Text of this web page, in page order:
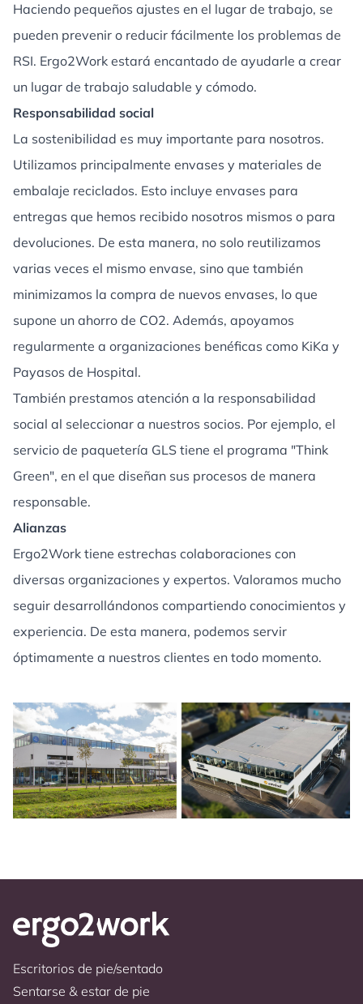
Haciendo pequeños ajustes en el lugar de trabajo, se
pueden prevenir o reducir fácilmente los problemas de
RSI. Ergo2Work estará encantado de ayudarle a crear
un lugar de trabajo saludable y cómodo.
Responsabilidad social
La sostenibilidad es muy importante para nosotros.
Utilizamos principalmente envases y materiales de
embalaje reciclados. Esto incluye envases para
entregas que hemos recibido nosotros mismos o para
devoluciones. De esta manera, no solo reutilizamos
varias veces el mismo envase, sino que también
minimizamos la compra de nuevos envases, lo que
supone un ahorro de CO2. Además, apoyamos
regularmente a organizaciones benéficas como KiKa y
Payasos de Hospital.
También prestamos atención a la responsabilidad
social al seleccionar a nuestros socios. Por ejemplo, el
servicio de paquetería GLS tiene el programa "Think
Green", en el que diseñan sus procesos de manera
responsable.
Alianzas
Ergo2Work tiene estrechas colaboraciones con
diversas organizaciones y expertos. Valoramos mucho
seguir desarrollándonos compartiendo conocimientos y
experiencia. De esta manera, podemos servir
óptimamente a nuestros clientes en todo momento.
Escritorios de pie/sentado
Sentarse & estar de pie